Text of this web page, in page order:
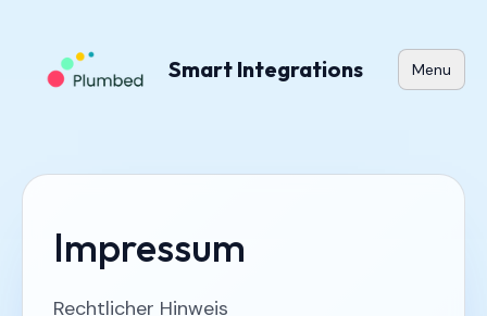
Smart Integrations Menu
Impressum
Rechtlicher Hinweis